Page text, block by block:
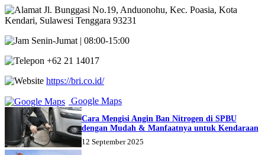
Jl. Bunggasi No.19, Anduonohu, Kec. Poasia, Kota
Kendari, Sulawesi Tenggara 93231
Senin-Jumat | 08:00-15:00
+62 21 14017
https://bri.co.id/
Google Maps
Cara Mengisi Angin Ban Nitrogen di SPBU
dengan Mudah & Manfaatnya untuk Kendaraan
12 September 2025